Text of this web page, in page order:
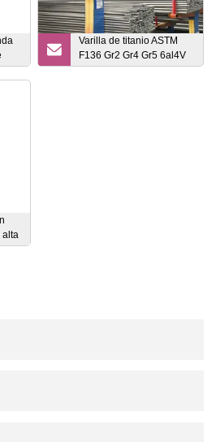
Varilla de titanio ASTM
F136 Gr2 Gr4 Gr5 6al4V
Eli
alta
de